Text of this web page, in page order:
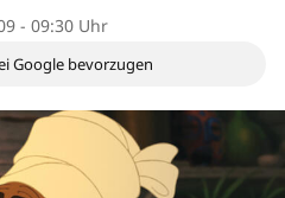
- 09:30 Uhr
Google bevorzugen